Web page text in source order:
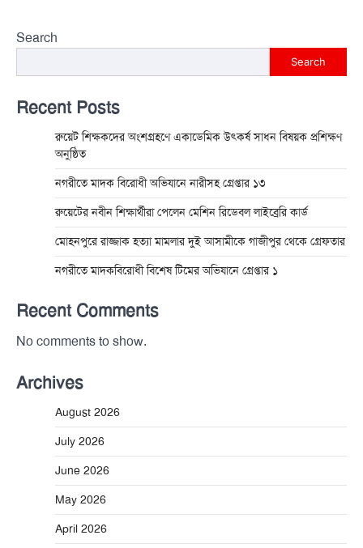
Search
Search
Recent Posts
রুয়েট শিক্ষকদের অংশগ্রহণে একাডেমিক উৎকর্ষ সাধন বিষয়ক প্রশিক্ষণ
অনুষ্ঠিত
নগরীতে মাদক বিরোধী অভিযানে নারীসহ গ্রেপ্তার ১৩
রুয়েটের নবীন শিক্ষার্থীরা পেলেন মেশিন রিডেবল লাইব্রেরি কার্ড
মোহনপুরে রাজ্জাক হত্যা মামলার দুই আসামীকে গাজীপুর থেকে গ্রেফতার
নগরীতে মাদকবিরোধী বিশেষ টিমের অভিযানে গ্রেপ্তার ১
Recent Comments
No comments to show.
Archives
August 2026
July 2026
June 2026
May 2026
April 2026